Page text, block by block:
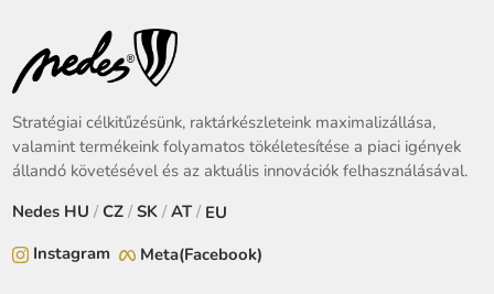
Stratégiai célkitűzésünk, raktárkészleteink maximalizállása,
valamint termékeink folyamatos tökéletesítése a piaci igények
állandó követésével és az aktuális innovációk felhasználásával.
Nedes HU /CZ /SK / AT/ EU
Instagram
Meta(Facebook)